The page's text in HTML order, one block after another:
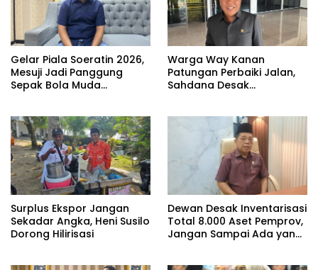
Gelar Piala Soeratin 2026,
Mesuji Jadi Panggung
Sepak Bola Muda
Warga Way Kanan
Patungan Perbaiki Jalan,
Sahdana Desak
Surplus Ekspor Jangan
Sekadar Angka, Heni Susilo
Dorong Hilirisasi
Dewan Desak Inventarisasi
Total 8.000 Aset Pemprov,
Jangan Sampai Ada yang